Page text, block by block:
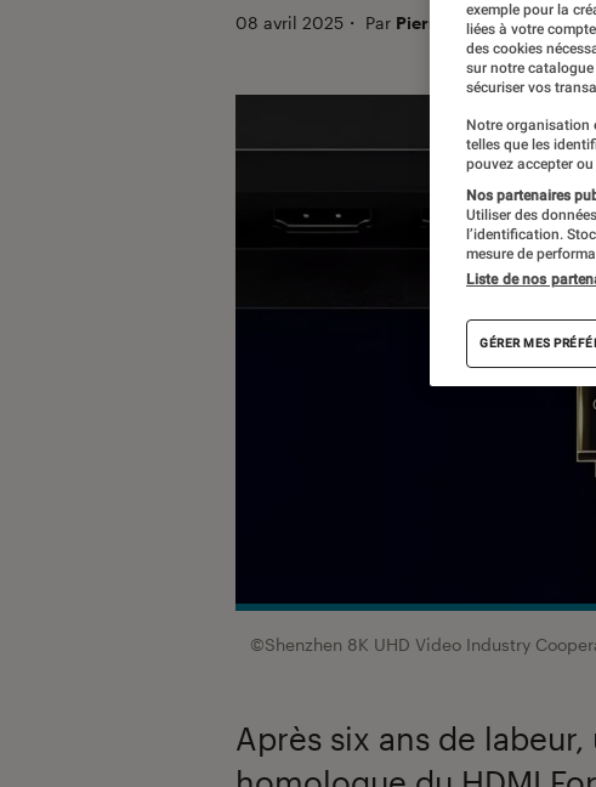
08 avril 2025 ・ Par Pierre Crochart
©Shenzhen 8K UHD Video Industry
Après six ans de
exemple pour la
liées à votre
des cookies
sur notre
sécuriser vos
Notre organisation
telles que les
pouvez accepter
Nos partenaires
Utiliser des
l’identification.
mesure de
Liste de nos
GÉRER MES